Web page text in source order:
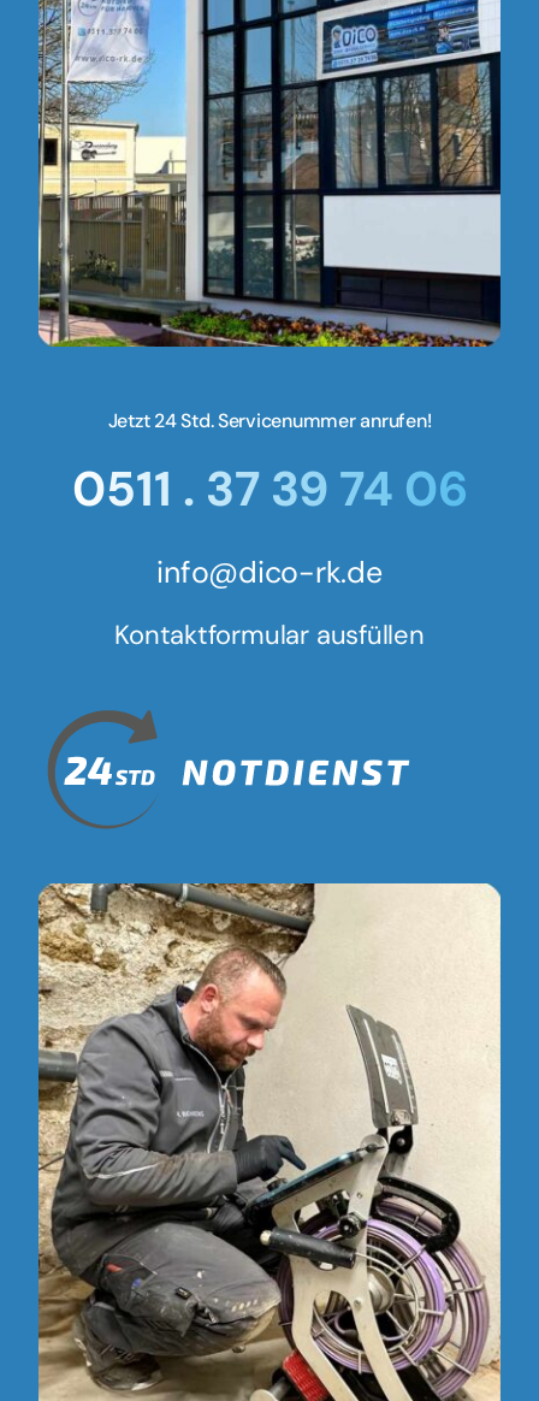
Jetzt 24 Std. Servicenummer anrufen!
0511 . 37 39 74 06
info@dico-rk.de
Kontaktformular ausfüllen